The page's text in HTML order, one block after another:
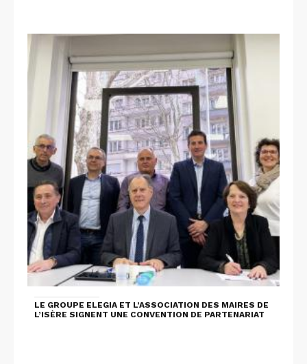
LE GROUPE ELEGIA ET L’ASSOCIATION DES MAIRES DE
L’ISÈRE SIGNENT UNE CONVENTION DE PARTENARIAT